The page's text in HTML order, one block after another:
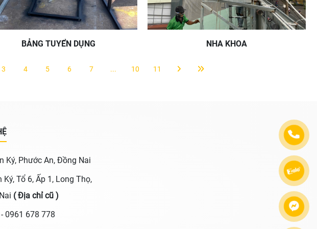
BẢNG TUYỂN DỤNG NHA KHOA
3 4 5 6 7 ... 10 11
Ký, Phước An, Đồng Nai
Ký, Tổ 6, Ấp 1, Long Thọ,
( Địa chỉ cũ )
0961 678 778